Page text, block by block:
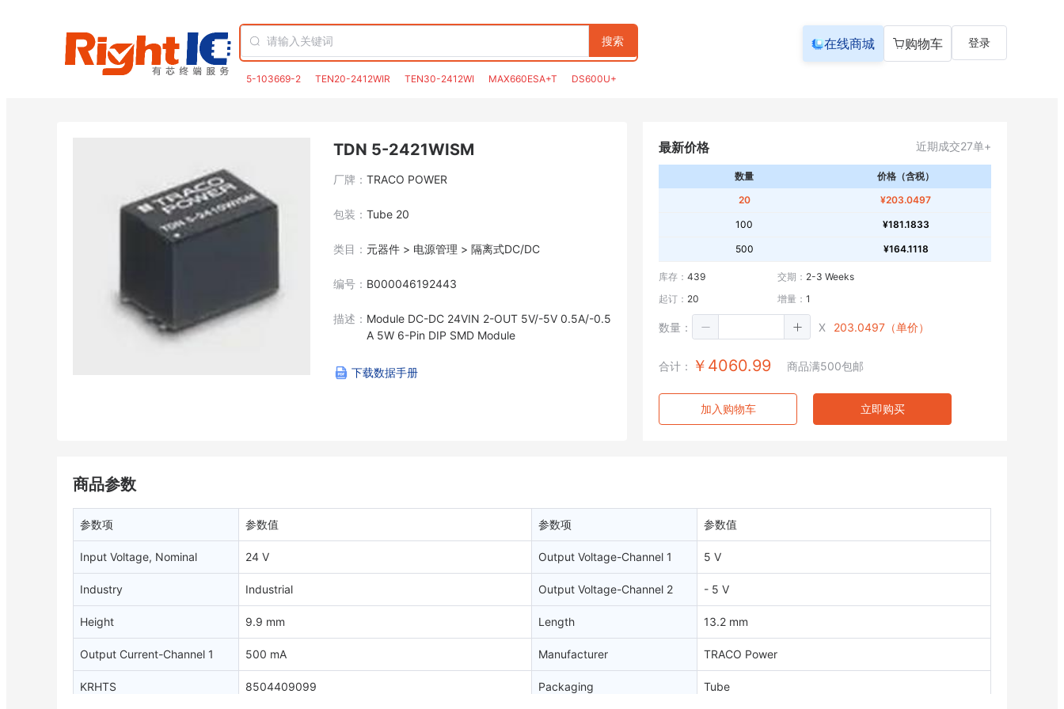
搜索
5-103669-2 TEN20-2412WIR TEN30-2412WI MAX660ESA+T DS600U+
在线商城 购物车 登录
TDN 5-2421WISM
厂牌： TRACO POWER
包装： Tube 20
类目： 元器件 > 电源管理 > 隔离式DC/DC
编号： B000046192443
描述： Module DC-DC 24VIN 2-OUT 5V/-5V 0.5A/-0.5
A 5W 6-Pin DIP SMD Module
下载数据手册
最新价格 近期成交27单+
数量
价格（含税）
20
¥203.0497
100 ¥181.1833
500 ¥164.1118
库存： 439 交期： 2-3 Weeks
起订： 20 增量： 1
数量： X 203.0497（单价）
合计： ￥4060.99 商品满500包邮
加入购物车 立即购买
商品参数
参数项 参数值 参数项 参数值
Input Voltage, Nominal 24 V Output Voltage-Channel 1 5 V
Industry Industrial Output Voltage-Channel 2 - 5 V
Height 9.9 mm Length 13.2 mm
Output Current-Channel 1 500 mA Manufacturer TRACO Power
KRHTS 8504409099 Packaging Tube